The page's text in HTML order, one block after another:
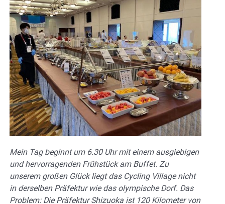
Mein Tag beginnt um 6.30 Uhr mit einem ausgiebigen
und hervorragenden Frühstück am Buffet. Zu
unserem großen Glück liegt das Cycling Village nicht
in derselben Präfektur wie das olympische Dorf. Das
Problem: Die Präfektur Shizuoka ist 120 Kilometer von